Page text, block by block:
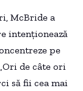
McBride a
intenţionează
pe
de câte ori
să fii cea mai